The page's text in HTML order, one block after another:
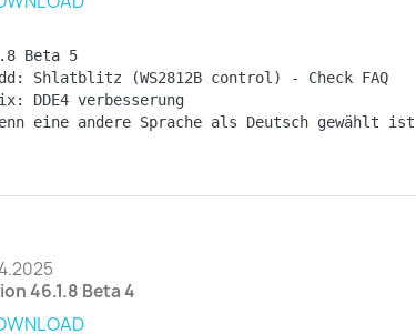
Beta 5
Shlatblitz (WS2812B control) - Check FAQ
DDE4 verbesserung
eine andere Sprache als Deutsch gewählt
46.1.8 Beta 4